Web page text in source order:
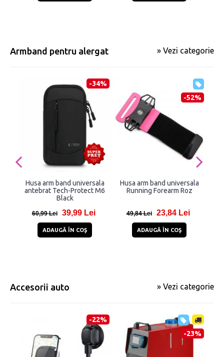
Armband pentru alergat » Vezi categorie
-34%
Husa arm band universala
antebrat Tech-Protect M6
Black
60,99 Lei 39,99 Lei
ADAUGĂ ÎN COŞ
-52%
Husa arm band universala
Running Forearm Roz
49,84 Lei 23,84 Lei
ADAUGĂ ÎN COŞ
Accesorii auto » Vezi categorie
-22%
-23%